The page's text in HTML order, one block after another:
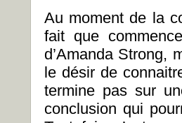
Au moment de la
fait que
d’Amanda Strong,
le désir de
termine pas sur
conclusion qui